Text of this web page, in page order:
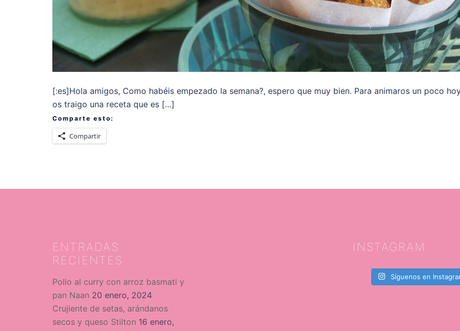
[:es]Hola amigos, Como habéis empezado la semana?, espero que muy bien. Para animaros un poco
os traigo una receta que es […]
Comparte esto:
Compartir
ENTRADAS
RECIENTES
Pollo al curry con arroz basmati y
pan Naan 20 enero, 2024
Crujiente de setas, arándanos
secos y queso Stilton 16 enero,
INSTAGRAM
Síguenos en